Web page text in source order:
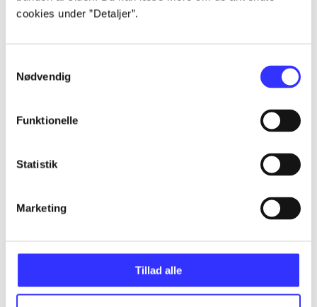
cookies under ”Detaljer”.
Nødvendig
Funktionelle
Statistik
Marketing
Tillad alle
...
...
...
...